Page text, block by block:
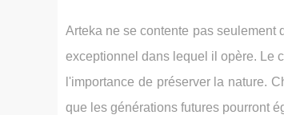
Arteka ne se contente pas seulement
exceptionnel dans lequel il opère. Le
l'importance de préserver la nature.
que les générations futures pourront